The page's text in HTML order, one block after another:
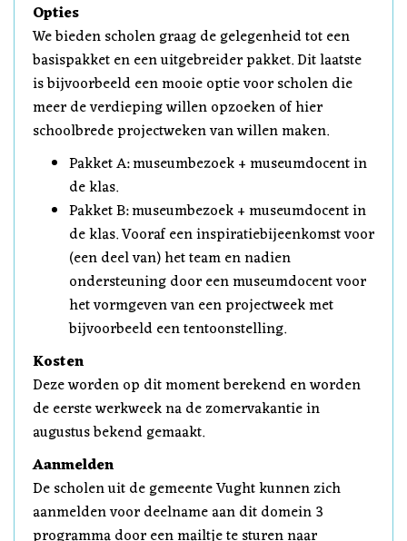
Opties
We bieden scholen graag de gelegenheid tot een
basispakket en een uitgebreider pakket. Dit laatste
is bijvoorbeeld een mooie optie voor scholen die
meer de verdieping willen opzoeken of hier
schoolbrede projectweken van willen maken.
Pakket A: museumbezoek + museumdocent in
de klas.
Pakket B: museumbezoek + museumdocent in
de klas. Vooraf een inspiratiebijeenkomst voor
(een deel van) het team en nadien
ondersteuning door een museumdocent voor
het vormgeven van een projectweek met
bijvoorbeeld een tentoonstelling.
Kosten
Deze worden op dit moment berekend en worden
de eerste werkweek na de zomervakantie in
augustus bekend gemaakt.
Aanmelden
De scholen uit de gemeente Vught kunnen zich
aanmelden voor deelname aan dit domein 3